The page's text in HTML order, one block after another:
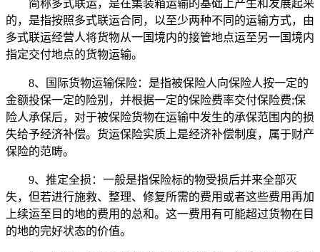
简称多式联运，是在集装箱运输的基础上产生和发展起来
的，是指按照多式联运合同，以至少两种不同的运输方式，由
多式联运经营人将货物从一国境内的接管地点运至另一国境内
指定交付地点的货物运输。
8、国际货物运输保险：是指被保险人向保险人按一定的
金额投保一定的险别，并根据一定的保险费率交付保险费;保
险人承保后，对于被保险货物在运输中发生的承保范围内的损
失给予经济补偿。货运保险实质上是经济补偿制度，属于财产
保险的范畴。
9、推定全损：一般是指保险标的物受损后并来全部灭
失，但若进行施救、整理、修复所需的费用或者这些费用再加
上续运至目的地的费用的总和。这一费用有可能超过货物在目
的地的完好状态的价值。